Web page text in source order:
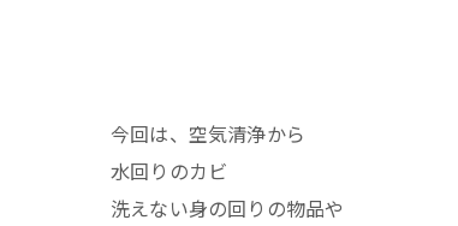
今回は、空気清浄から
水回りのカビ
洗えない身の回りの物品や